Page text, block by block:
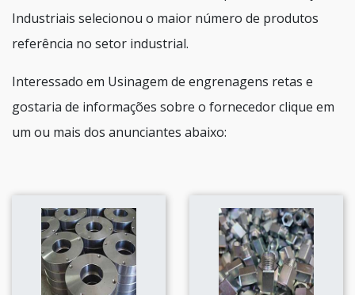
Industriais selecionou o maior número de produtos
referência no setor industrial.
Interessado em Usinagem de engrenagens retas e
gostaria de informações sobre o fornecedor clique em
um ou mais dos anunciantes abaixo: